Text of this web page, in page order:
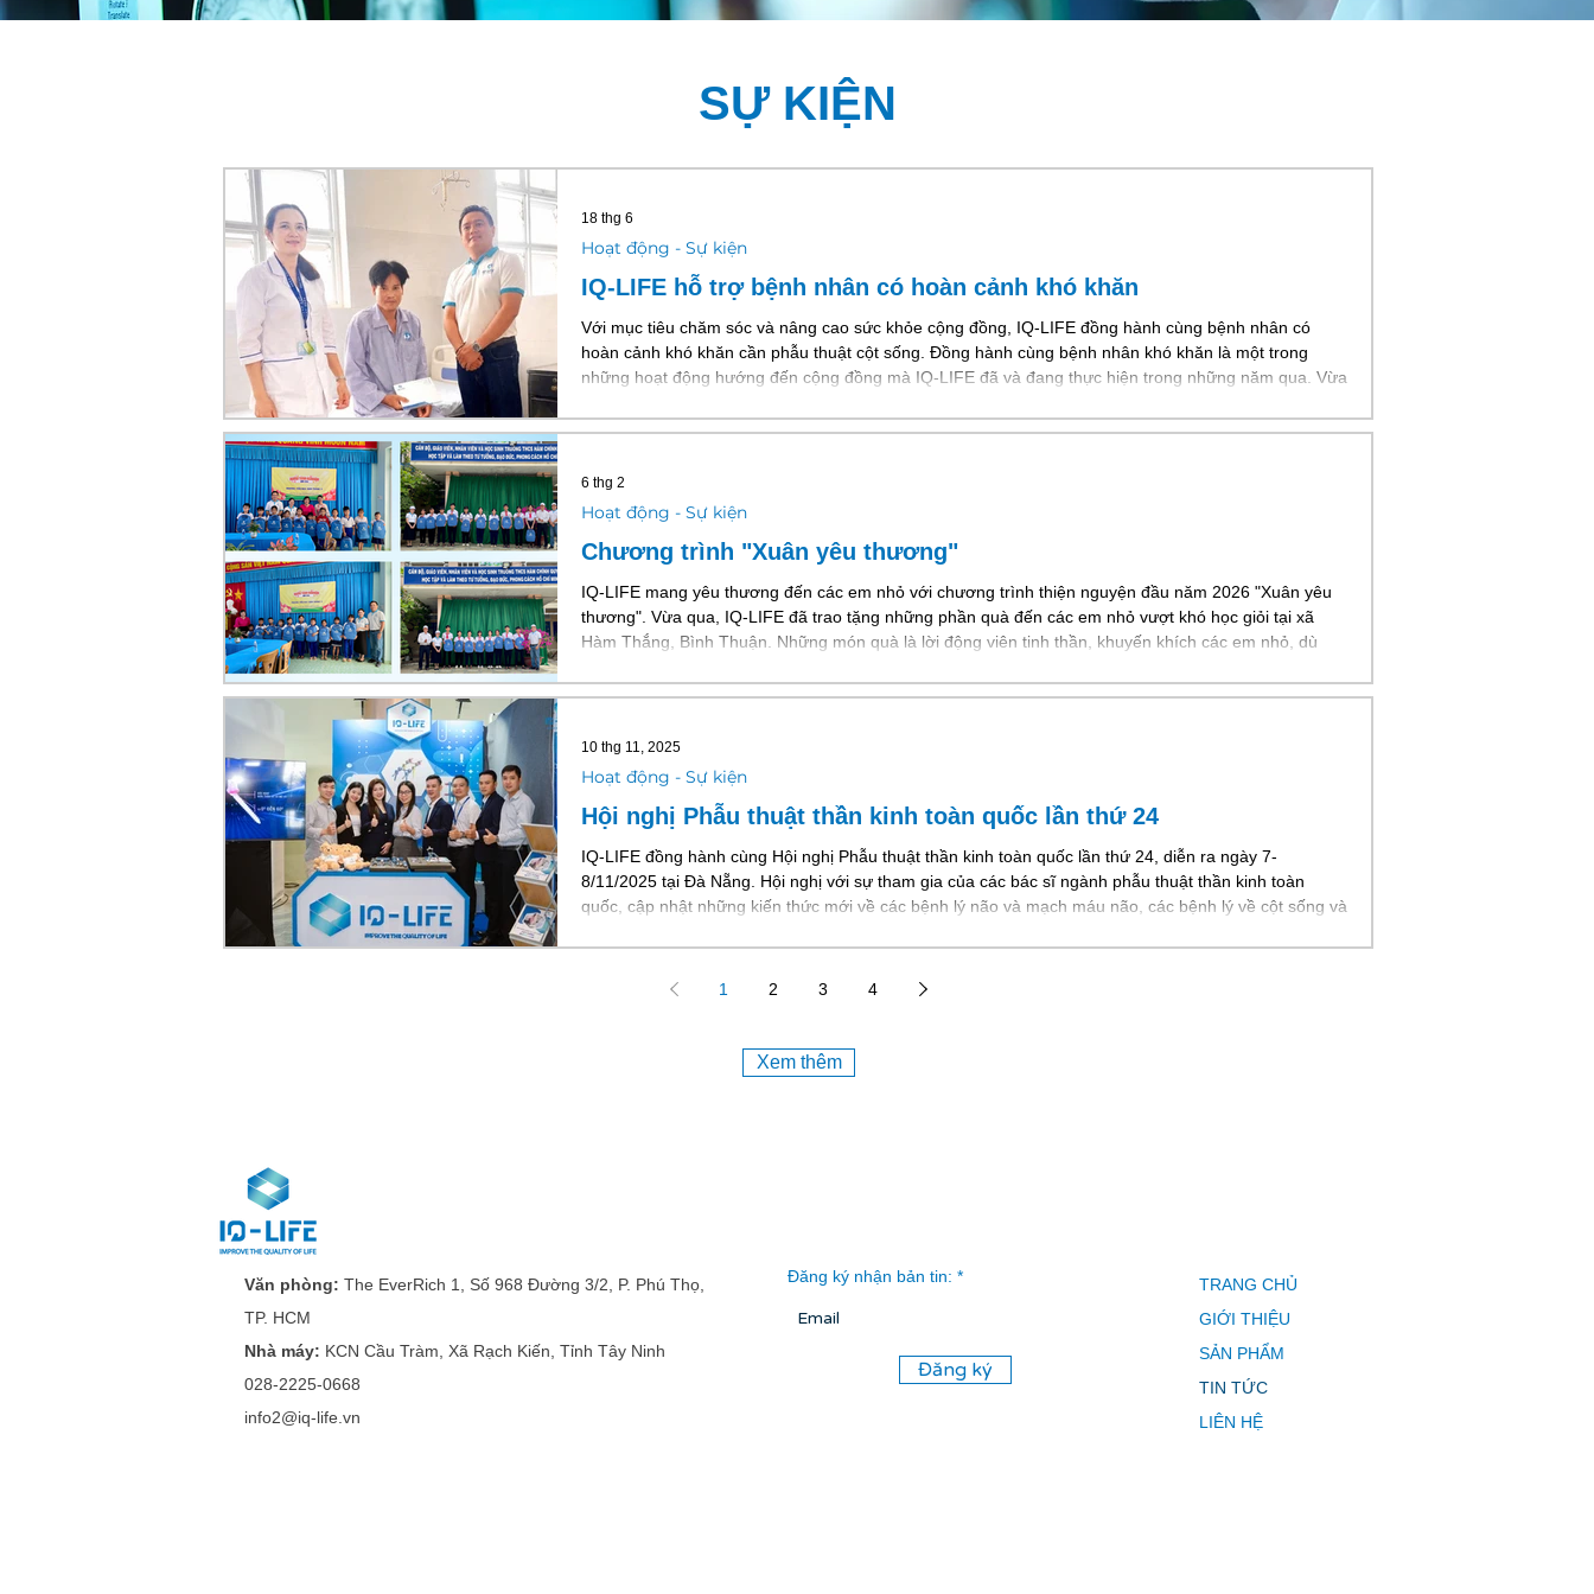
SỰ KIỆN
IQ-LIFE hỗ trợ bệnh nhân có hoàn cảnh khó khăn
Với mục tiêu chăm sóc và nâng cao sức khỏe cộng đồng, IQ-LIFE đồng hành cùng bệnh nhân có
hoàn cảnh khó khăn cần phẫu thuật cột sống. Đồng hành cùng bệnh nhân khó khăn là một trong
những hoạt động hướng đến cộng đồng mà IQ-LIFE đã và đang thực hiện trong những năm qua. Vừa
Hoạt động - Sự kiện
18 thg 6
Chương trình "Xuân yêu thương"
IQ-LIFE mang yêu thương đến các em nhỏ với chương trình thiện nguyện đầu năm 2026 "Xuân yêu
thương". Vừa qua, IQ-LIFE đã trao tặng những phần quà đến các em nhỏ vượt khó học giỏi tại xã
Hàm Thắng, Bình Thuận. Những món quà là lời động viên tinh thần, khuyến khích các em nhỏ, dù
Hoạt động - Sự kiện
6 thg 2
Hội nghị Phẫu thuật thần kinh toàn quốc lần thứ 24
IQ-LIFE đồng hành cùng Hội nghị Phẫu thuật thần kinh toàn quốc lần thứ 24, diễn ra ngày 7-
8/11/2025 tại Đà Nẵng. Hội nghị với sự tham gia của các bác sĩ ngành phẫu thuật thần kinh toàn
quốc, cập nhật những kiến thức mới về các bệnh lý não và mạch máu não, các bệnh lý về cột sống và
Hoạt động - Sự kiện
10 thg 11, 2025
1 2 3 4
Xem thêm
Văn phòng: The EverRich 1, Số 968 Đường 3/2, P. Phú Thọ,
TP. HCM
Nhà máy: KCN Cầu Tràm, Xã Rạch Kiến, Tỉnh Tây Ninh
028-2225-0668
info2@iq-life.vn
Đăng ký nhận bản tin:
Đăng ký
TRANG CHỦ
GIỚI THIỆU
SẢN PHẨM
TIN TỨC
LIÊN HỆ